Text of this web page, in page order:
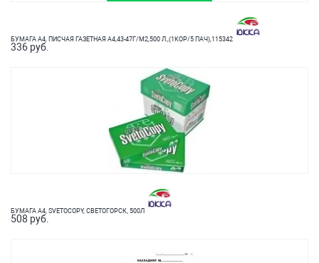
БУМАГА А4, ПИСЧАЯ ГАЗЕТНАЯ А4,43-47Г/М2,500 Л.,(1КОР/5 ПАЧ),115342
336 руб.
БУМАГА А4, SVETOCOPY, СВЕТОГОРСК, 500Л
508 руб.